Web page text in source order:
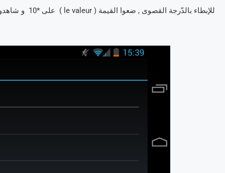
للإبطاء بالدّرجة القصوى , ضعوا القيمة ( le valeur ) على *10 و شاهدوا صديقكم كيف سيفقد صوابه .